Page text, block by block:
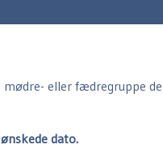
eller fædregruppe
dato.